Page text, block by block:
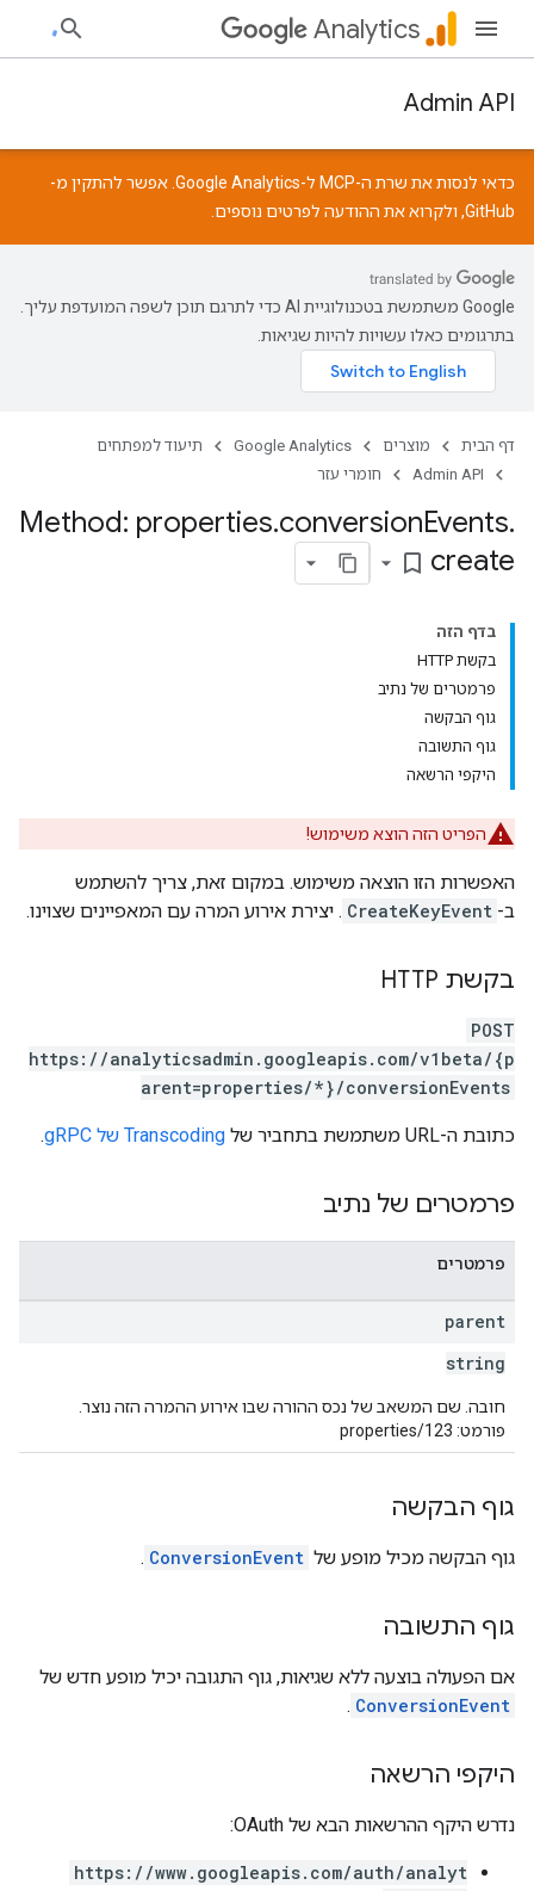
Analytics
Admin API
כדאי לנסות את שרת ה-MCP ל-Google Analytics. אפשר להתקין מ-
GitHub, ולקרוא את ההודעה לפרטים נוספים.
‫Google משתמשת בטכנולוגיית AI כדי לתרגם תוכן לשפה המועדפת עליך.
בתרגומים כאלו עשויות להיות שגיאות.
דף הבית מוצרים Google Analytics
תיעוד למפתחים
Admin API
חומרי עזר
Method: properties.conversionEvents.
create
bookmark_border
בדף הזה
בקשת HTTP
פרמטרים של נתיב
גוף הבקשה
גוף התשובה
היקפי הרשאה
הפריט הזה הוצא משימוש!
האפשרות הזו הוצאה משימוש. במקום זאת, צריך להשתמש
ב- CreateKeyEvent . יצירת אירוע המרה עם המאפיינים שצוינו.
בקשת HTTP
POST
https://analyticsadmin.googleapis.com/v1beta/{p
arent=properties/*}/conversionEvents
כתובת ה-URL משתמשת בתחביר של Transcoding של gRPC .
פרמטרים של נתיב
פרמטרים
parent
string
חובה. שם המשאב של נכס ההורה שבו אירוע ההמרה הזה נוצר.
פורמט: properties/123
גוף הבקשה
גוף הבקשה מכיל מופע של ConversionEvent
.
גוף התשובה
אם הפעולה בוצעה ללא שגיאות, גוף התגובה יכיל מופע חדש של
ConversionEvent
.
היקפי הרשאה
נדרש היקף ההרשאות הבא של OAuth:
https://www.googleapis.com/auth/analyt